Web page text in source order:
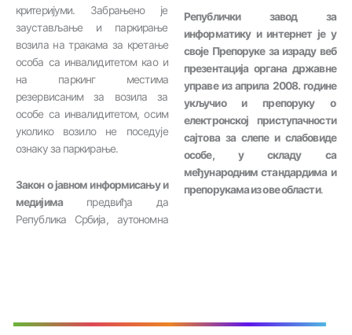
критеријуми. Забрањено је
заустављање и паркирање
возила на тракама за кретање
особа са инвалидитетом као и
на паркинг местима
резервисаним за возила за
особе са инвалидитетом, осим
уколико возило не поседује
ознаку за паркирање.
Закон о јавном информисању и
медијимапредвиђа да
Република Србија, аутономна
Републички завод за
информатику и интернет је у
своје Препоруке за израду веб
презентација органа државне
управе из априла 2008. године
укључио и препоруку о
електронској приступачности
сајтова за слепе и слабовиде
особе, у складу са
међународним стандардима и
препорукама из ове области.